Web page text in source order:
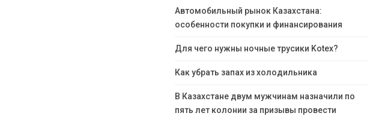
Автомобильный рынок Казахстана:
особенности покупки и финансирования
Для чего нужны ночные трусики Kotex?
Как убрать запах из холодильника
В Казахстане двум мужчинам назначили по
пять лет колонии за призывы провести